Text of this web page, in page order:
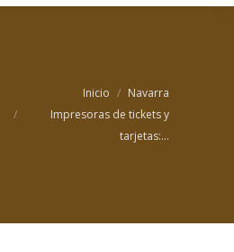
Inicio
Navarra
Impresoras de tickets y
tarjetas:…